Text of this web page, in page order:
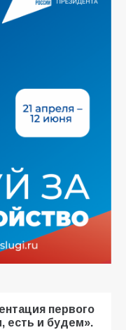
первого
есть и будем».